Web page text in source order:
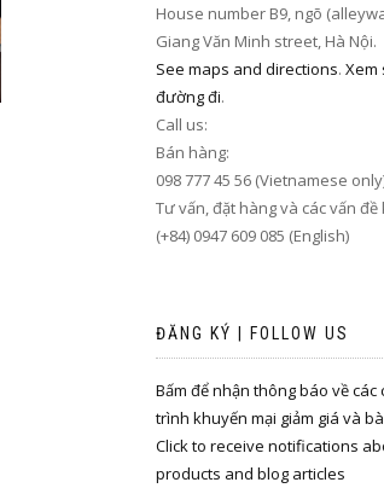
House number B9, ngõ
Giang Văn Minh street, Hà Nội.
See maps and directions. Xem
đường đi.
Call us:
Bán hàng:
098 777 45 56 (Vietnamese
Tư vấn, đặt hàng và các vấn đề
(+84) 0947 609 085 (English)
ĐĂNG KÝ | FOLLOW US
Bấm để nhận thông báo về các
trình khuyến mại giảm giá và
Click to receive notifications
products and blog articles